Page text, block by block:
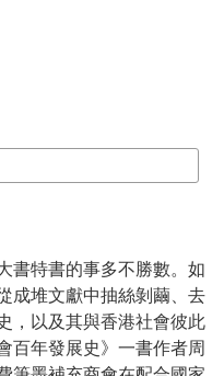
書特書的事多不勝數。如
成堆文獻中抽絲剝繭、去
，以及其與香港社會彼此
百年發展史》一書作者周